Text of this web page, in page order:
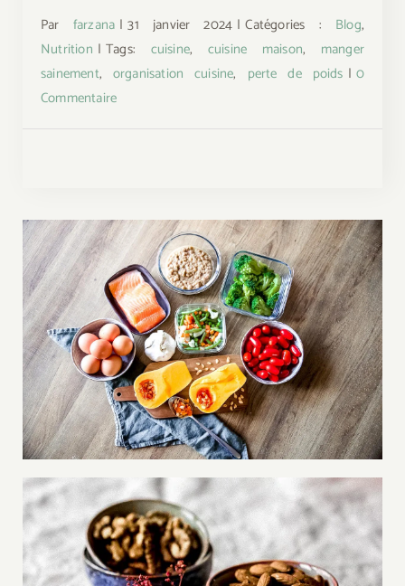
Par farzana | 31 janvier 2024 | Catégories : Blog,
Nutrition | Tags: cuisine, cuisine maison, manger
sainement, organisation cuisine, perte de poids | 0
Commentaire
Gagner du temps en cuisine